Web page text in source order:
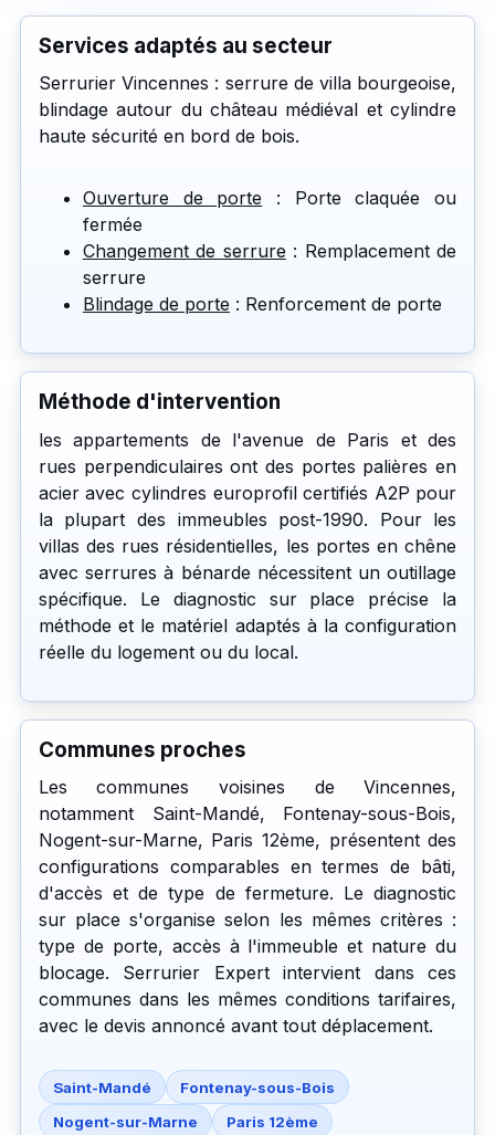
Services adaptés au secteur
Serrurier Vincennes : serrure de villa bourgeoise,
blindage autour du château médiéval et cylindre
haute sécurité en bord de bois.
Ouverture de porte : Porte claquée ou
fermée
Changement de serrure : Remplacement de
serrure
Blindage de porte : Renforcement de porte
Méthode d'intervention
les appartements de l'avenue de Paris et des
rues perpendiculaires ont des portes palières en
acier avec cylindres europrofil certifiés A2P pour
la plupart des immeubles post-1990. Pour les
villas des rues résidentielles, les portes en chêne
avec serrures à bénarde nécessitent un outillage
spécifique. Le diagnostic sur place précise la
méthode et le matériel adaptés à la configuration
réelle du logement ou du local.
Communes proches
Les communes voisines de Vincennes,
notamment Saint-Mandé, Fontenay-sous-Bois,
Nogent-sur-Marne, Paris 12ème, présentent des
configurations comparables en termes de bâti,
d'accès et de type de fermeture. Le diagnostic
sur place s'organise selon les mêmes critères :
type de porte, accès à l'immeuble et nature du
blocage. Serrurier Expert intervient dans ces
communes dans les mêmes conditions tarifaires,
avec le devis annoncé avant tout déplacement.
Saint-Mandé
Fontenay-sous-Bois
Nogent-sur-Marne
Paris 12ème